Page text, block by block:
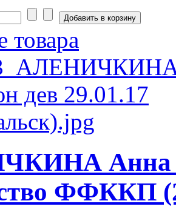
товара
Анна
ФФККП